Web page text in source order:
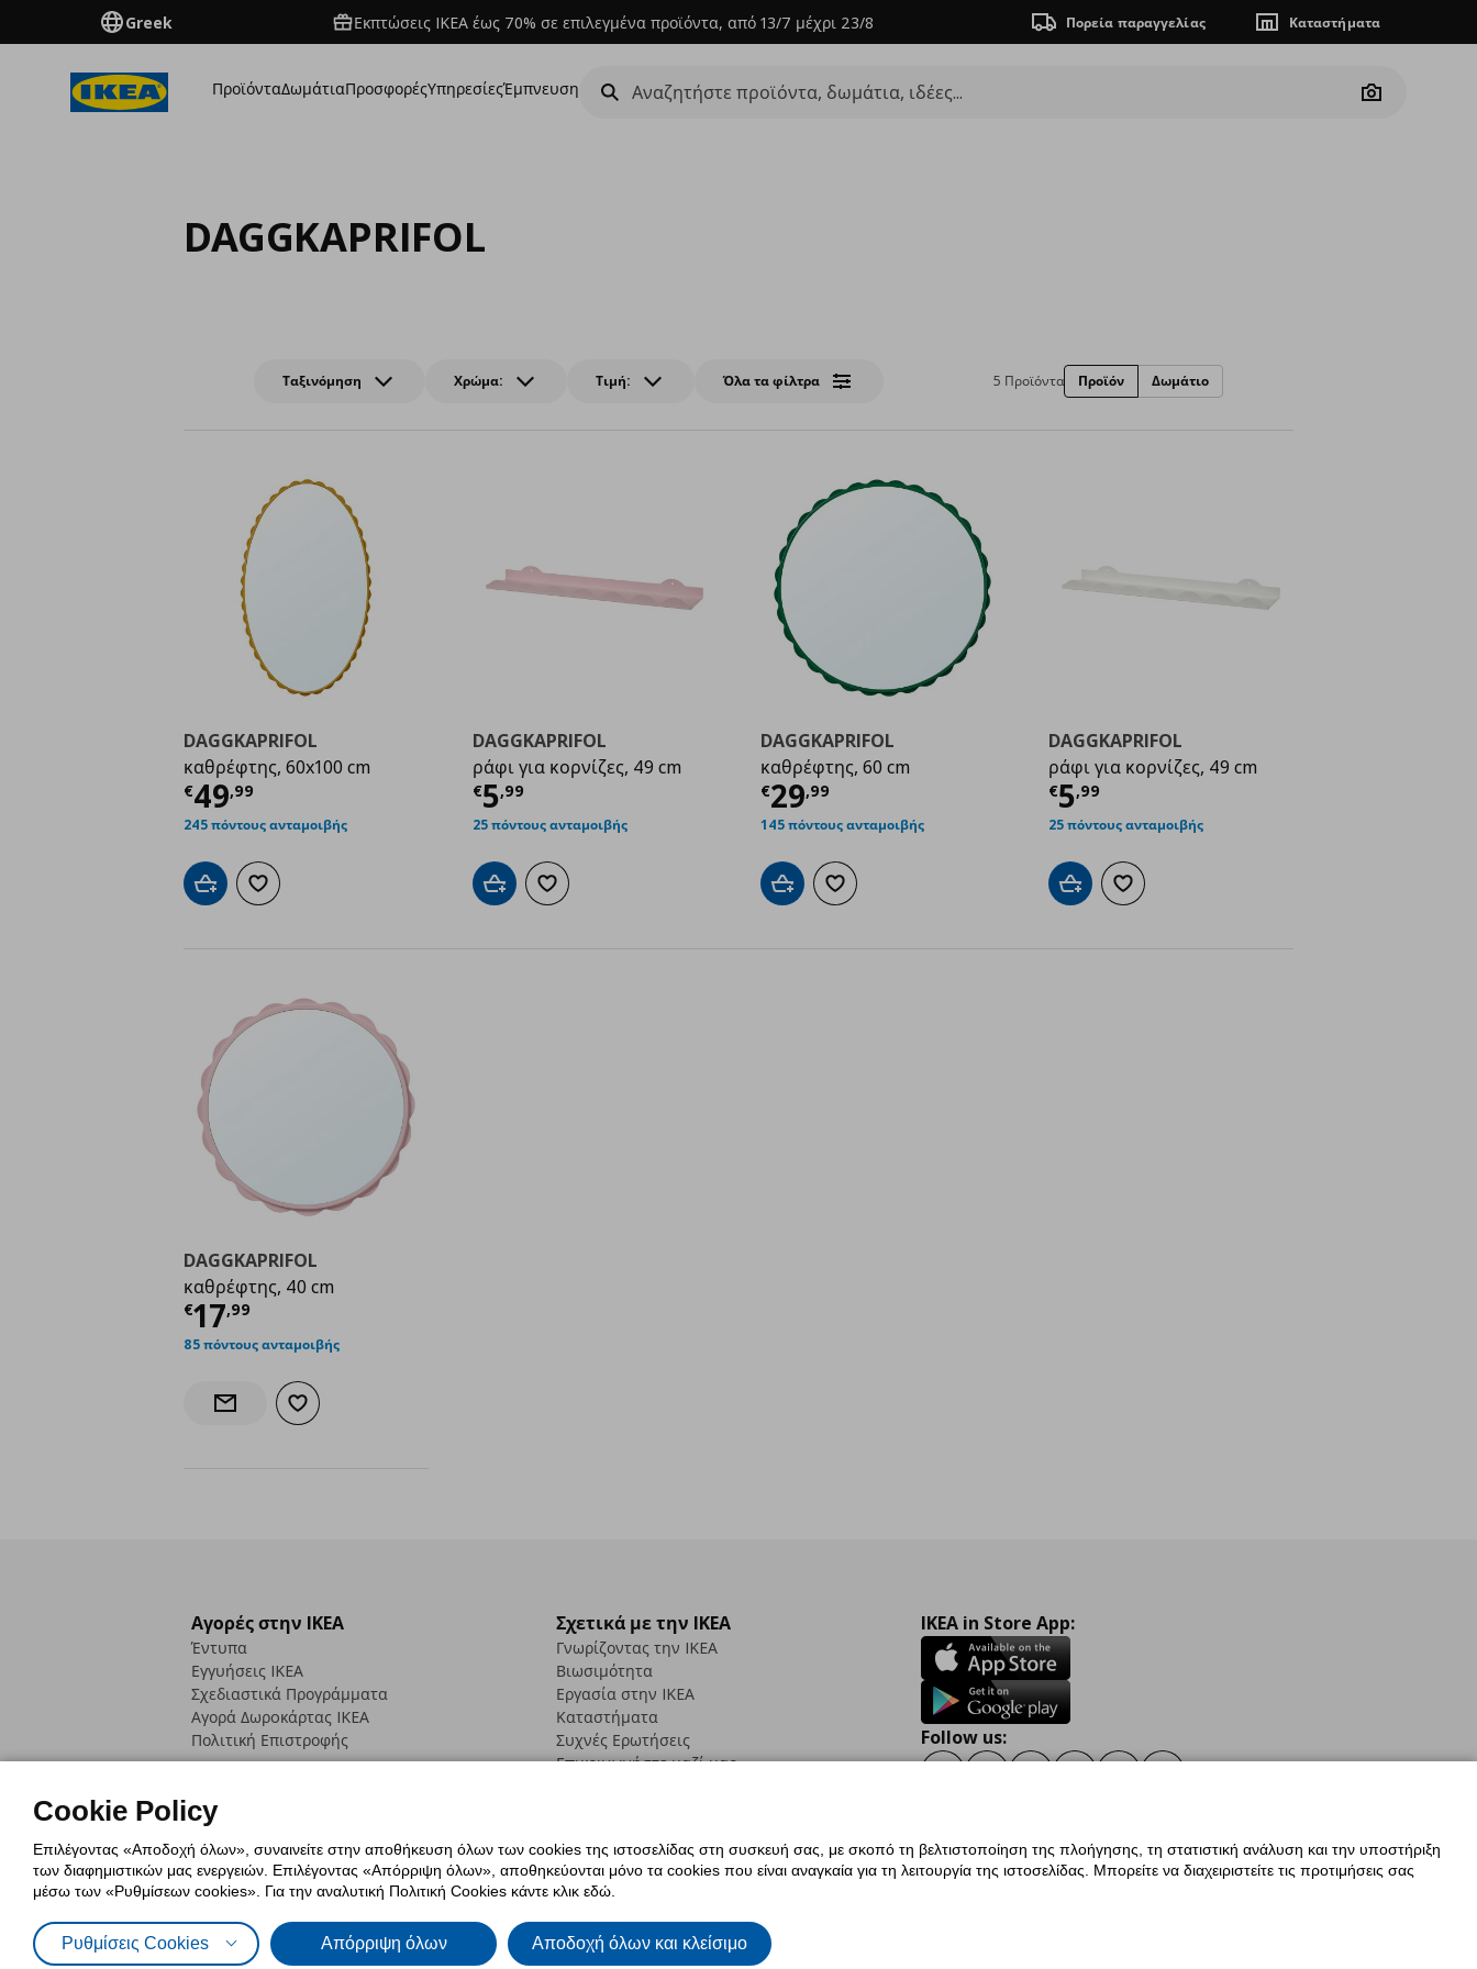
Greek Εκπτώσεις IKEA έως 70% σε επιλεγμένα προϊόντα, από 13/7 μέχρι 23/8 Πορεία παραγγελίας Καταστήματα
ΠροϊόνταΔωμάτιαΠροσφορέςΥπηρεσίεςΈμπνευση
Camera
DAGGKAPRIFOL
Ταξινόμηση Χρώμα: Τιμή: Όλα τα φίλτρα 5 Προϊόντα Προϊόν Δωμάτιο
DAGGKAPRIFOL
καθρέφτης, 60x100 cm
€49,99
Τρέχουσα τιμή € 49,99
245 πόντους ανταμοιβής
Προσθήκη στο καλάθι
Προσθήκη στα αγαπημένα
DAGGKAPRIFOL
ράφι για κορνίζες, 49 cm
€5,99
Τρέχουσα τιμή € 5,99
25 πόντους ανταμοιβής
Προσθήκη στο καλάθι
Προσθήκη στα αγαπημένα
DAGGKAPRIFOL
καθρέφτης, 60 cm
€29,99
Τρέχουσα τιμή € 29,99
145 πόντους ανταμοιβής
Προσθήκη στο καλάθι
Προσθήκη στα αγαπημένα
DAGGKAPRIFOL
ράφι για κορνίζες, 49 cm
€5,99
Τρέχουσα τιμή
25 πόντους ανταμοιβής
Προσθήκη στο καλάθι
Προσθήκη στα αγαπημένα
DAGGKAPRIFOL
καθρέφτης, 40 cm
€17,99
Τρέχουσα τιμή
85 πόντους ανταμοιβής
Ενημέρωση διαθεσιμότητας
Προσθήκη στα αγαπημένα
Αγορές στην IKEA
Έντυπα
Εγγυήσεις IKEA
Σχεδιαστικά Προγράμματα
Αγορά Δωρoκάρτας IKEA
Πολιτική Επιστροφής
Σχετικά με την IKEA
Γνωρίζοντας την IKEA
Βιωσιμότητα
Εργασία στην IKEA
Καταστήματα
Συχνές Ερωτήσεις
Επικοινωνήστε μαζί μας
IKEA in Store App:
Follow us:
Πολιτική Cookies Δήλωση ψηφιακής προσβασιμότητας
Γενική Πολιτική Προσωπικών Δεδομένων
Cookie Policy
Επιλέγοντας «Αποδοχή όλων», συναινείτε στην αποθήκευση όλων των cookies της ιστοσελίδας στη συσκευή σας, με σκοπό τη βελτιστοποίηση της πλοήγησης, τη στατιστική ανάλυση και την υποστήριξη
των διαφημιστικών μας ενεργειών. Επιλέγοντας «Απόρριψη όλων», αποθηκεύονται μόνο τα cookies που είναι αναγκαία για τη λειτουργία της ιστοσελίδας. Μπορείτε να διαχειριστείτε τις προτιμήσεις σας
μέσω των «Ρυθμίσεων cookies». Για την αναλυτική Πολιτική Cookies κάντε κλικ εδώ.
Ρυθμίσεις Cookies Απόρριψη όλων Αποδοχή όλων και κλείσιμο